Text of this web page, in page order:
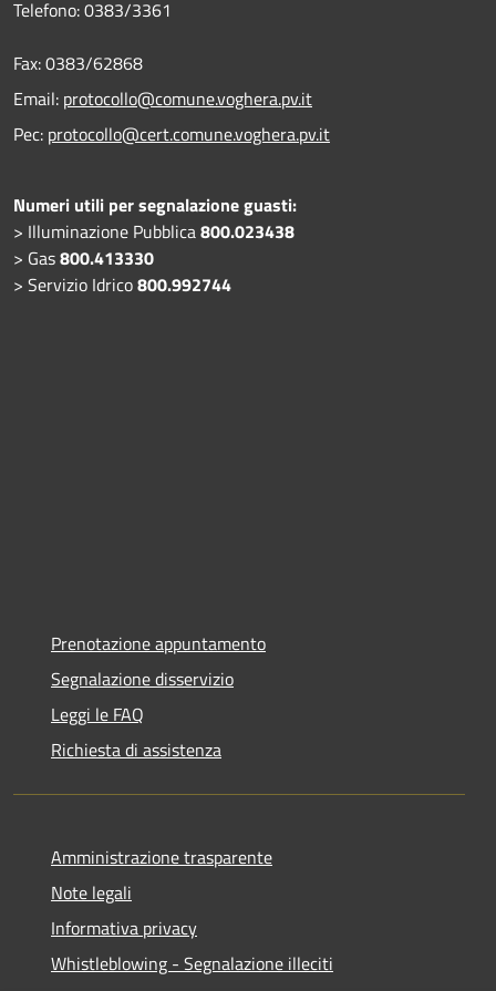
Telefono:0383/3361
Fax:0383/62868
Email: protocollo@comune.voghera.pv.it
Pec: protocollo@cert.comune.voghera.pv.it
Numeri utili per segnalazione guasti:
> Illuminazione Pubblica800.023438
> Gas800.413330
> Servizio Idrico800.992744
Prenotazione appuntamento
Segnalazione disservizio
Leggi le FAQ
Richiesta di assistenza
Amministrazione trasparente
Note legali
Informativa privacy
Whistleblowing - Segnalazione illeciti